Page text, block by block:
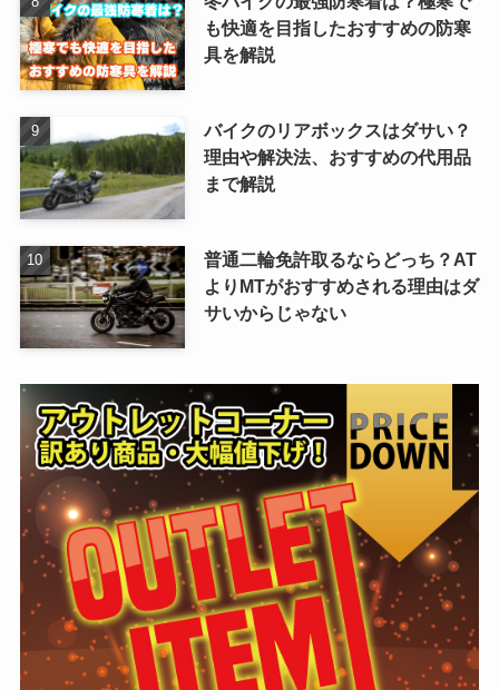
も快適を目指したおすすめの防寒
具を解説
バイクのリアボックスはダサい？
理由や解決法、おすすめの代用品
まで解説
普通二輪免許取るならどっち？AT
よりMTがおすすめされる理由はダ
サいからじゃない